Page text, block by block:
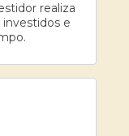
realiza
e